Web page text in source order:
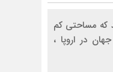
که مساحتی کم
جهان در اروپا ،